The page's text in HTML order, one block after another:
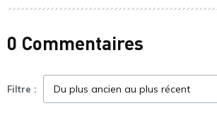
0 Commentaires
Filtre :